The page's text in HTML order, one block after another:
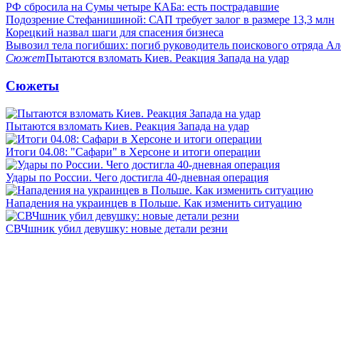
РФ сбросила на Сумы четыре КАБа: есть пострадавшие
Подозрение Стефанишиной: САП требует залог в размере 13,3 млн
Корецкий назвал шаги для спасения бизнеса
Вывозил тела погибших: погиб руководитель поискового отряда
СюжетПытаются взломать Киев. Реакция Запада на удар
Сюжеты
Пытаются взломать Киев. Реакция Запада на удар
Итоги 04.08: "Сафари" в Херсоне и итоги операции
Удары по России. Чего достигла 40-дневная операция
Нападения на украинцев в Польше. Как изменить ситуацию
СВЧшник убил девушку: новые детали резни